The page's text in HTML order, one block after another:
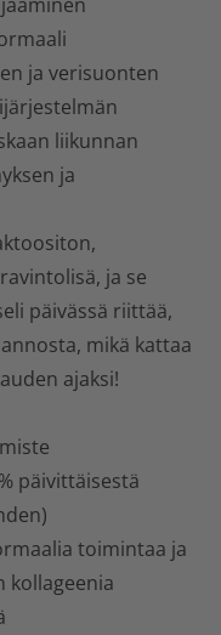
ja verisuonten
liikunnan
ja
ja se
päivässä riittää,
mikä kattaa
ajaksi!
päivittäisestä
toimintaa ja
kollageenia